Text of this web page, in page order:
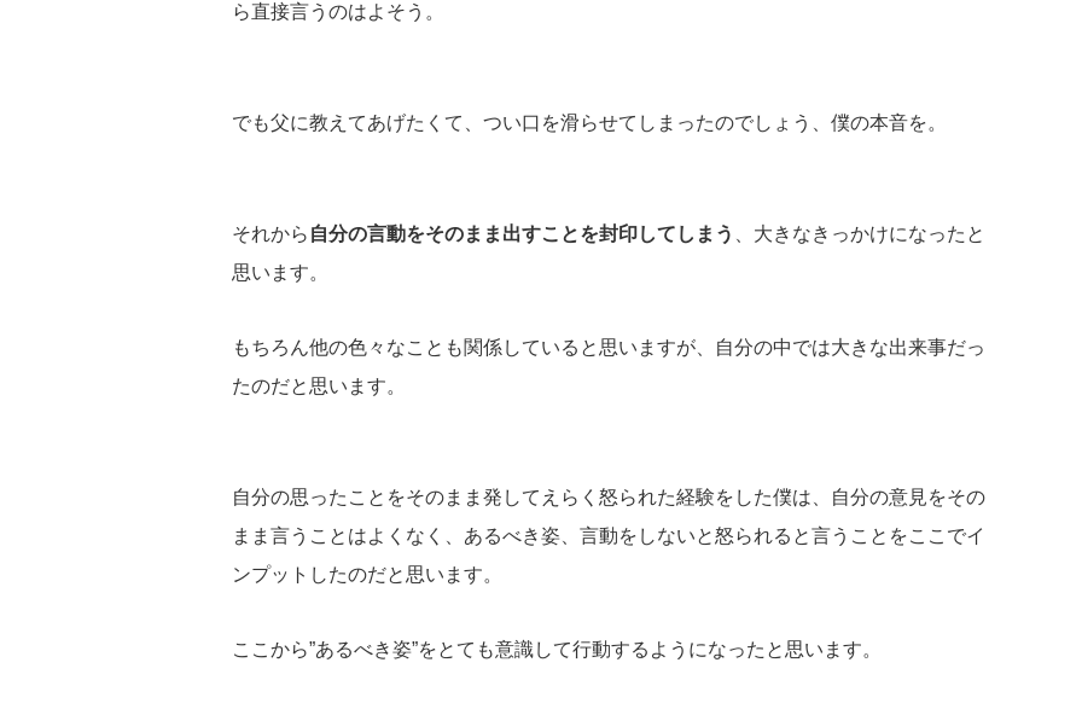
ら直接言うのはよそう。
でも父に教えてあげたくて、つい口を滑らせてしまったのでしょう、僕の本音を。
それから 自分の言動をそのまま出すことを封印してしまう
、大きなきっかけになったと
思います。
もちろん他の色々なことも関係していると思いますが、自分の中では大きな出来事だっ
たのだと思います。
自分の思ったことをそのまま発してえらく怒られた経験をした僕は、自分の意見をその
まま言うことはよくなく、あるべき姿、言動をしないと怒られると言うことをここでイ
ンプットしたのだと思います。
ここから”あるべき姿”をとても意識して行動するようになったと思います。